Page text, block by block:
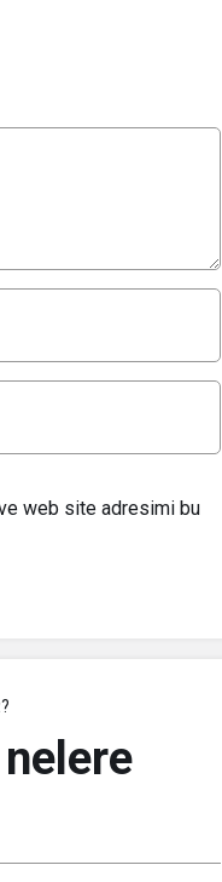
web site adresimi bu